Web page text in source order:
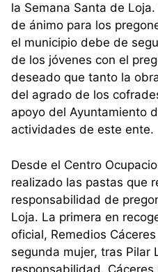
la Semana Santa de
de ánimo para los
el municipio debe de
de los jóvenes con el
deseado que tanto la
del agrado de los
apoyo del Ayuntamiento
actividades de este ente.
Desde el Centro
realizado las pastas que
responsabilidad de
Loja. La primera en
oficial, Remedios
segunda mujer, tras Pilar
responsabilidad.